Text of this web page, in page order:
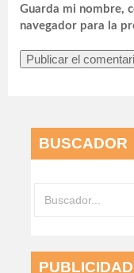
Guarda mi nombre,
navegador para la
BUSCADOR
PUBLICIDAD